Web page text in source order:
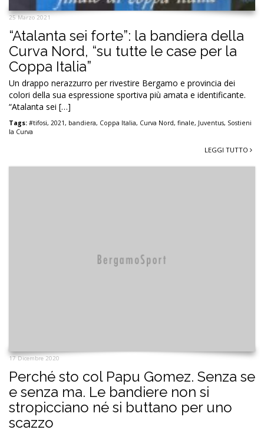
25 Marzo 2021
“Atalanta sei forte”: la bandiera della
Curva Nord, “su tutte le case per la
Coppa Italia”
Un drappo nerazzurro per rivestire Bergamo e provincia dei
colori della sua espressione sportiva più amata e identificante.
“Atalanta sei […]
Tags: #tifosi, 2021, bandiera, Coppa Italia, Curva Nord, finale, Juventus, Sostieni
la Curva
LEGGI TUTTO
17 Dicembre 2020
Perché sto col Papu Gomez. Senza se
e senza ma. Le bandiere non si
stropicciano né si buttano per uno
scazzo